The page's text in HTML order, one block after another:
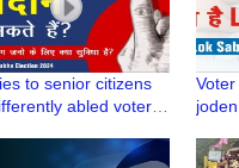
to senior citizens
abled voters